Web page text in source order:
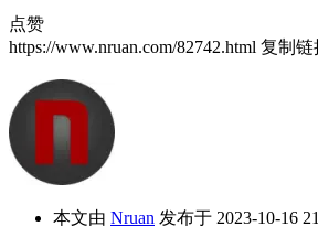
点赞
https://www.nruan.com/82742.html 复制链
本文由 Nruan 发布于 2023-10-16